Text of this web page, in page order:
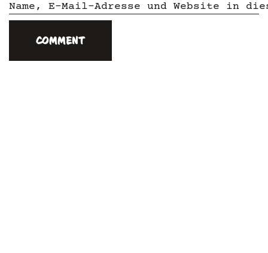
Name, E-Mail-Adresse und Website in